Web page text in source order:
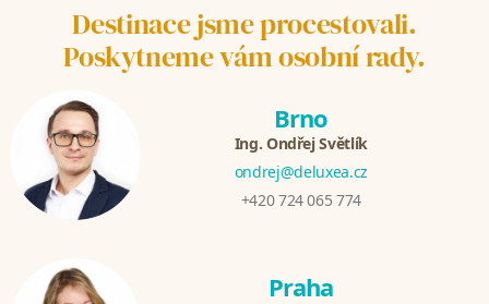
Destinace jsme procestovali.
Poskytneme vám osobní rady.
Brno
Ing. Ondřej Světlík
ondrej@deluxea.cz
+420 724 065 774
Praha